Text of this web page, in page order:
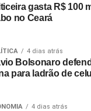
gasta R$ 100
no Ceará
4 dias atrás
Bolsonaro
para ladrão de
4 dias atrás